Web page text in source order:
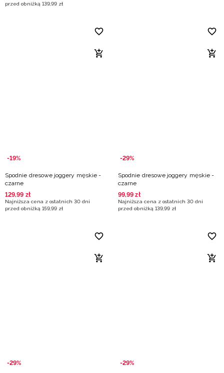
przed obniżką 139,99 zł
-19%
Spodnie dresowe joggery męskie -
czarne
129,99 zł
Najniższa cena z ostatnich 30 dni
przed obniżką 159,99 zł
-29%
Spodnie dresowe joggery męskie -
czarne
99,99 zł
Najniższa cena z ostatnich 30 dni
przed obniżką 139,99 zł
-29% -29%